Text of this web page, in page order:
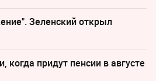
Зеленский открыл
когда придут пенсии в августе